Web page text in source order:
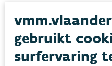
Start herinrichting
Galgestraat in
gebruikt
surfervaring